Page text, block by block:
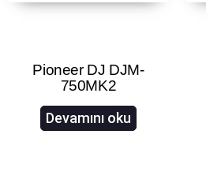
Pioneer DJ DJM-
750MK2
Devamını oku